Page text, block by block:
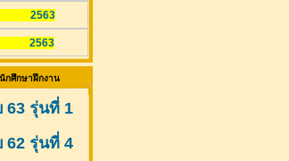
ม 2563
2563
กศึกษาฝึกงาน
63 รุ่นที่ 1
62 รุ่นที่ 4